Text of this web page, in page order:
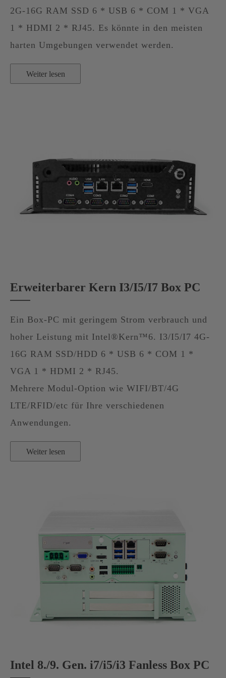
2G-16G RAM SSD 6 * USB 6 * COM 1 * VGA
1 * HDMI 2 * RJ45. Es könnte in den meisten
harten Umgebungen verwendet werden.
Weiter lesen
Erweiterbarer Kern I3/I5/I7 Box PC
Ein Box-PC mit geringem Strom verbrauch und
hoher Leistung mit Intel®Kern™6. I3/I5/I7 4G-
16G RAM SSD/HDD 6 * USB 6 * COM 1 *
VGA 1 * HDMI 2 * RJ45.
Mehrere Modul-Option wie WIFI/BT/4G
LTE/RFID/etc für Ihre verschiedenen
Anwendungen.
Weiter lesen
Intel 8./9. Gen. i7/i5/i3 Fanless Box PC